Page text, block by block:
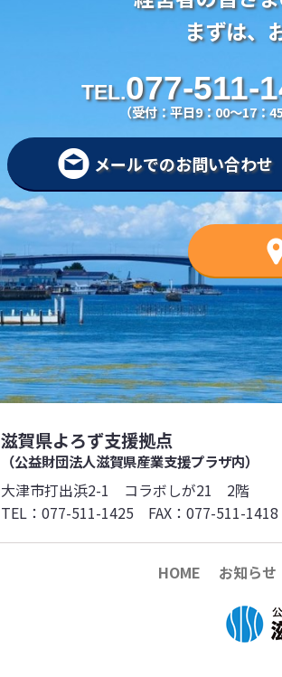
まずは、
TEL.077-511-
（受付：平日9：00～17：
メールでのお問い合わせ
滋賀県よろず支援拠点
（公益財団法人滋賀県産業支援プラザ内）
大津市打出浜2-1 コラボしが21 2階
TEL： 077-511-1425 FAX：077-511-1418
HOME お知らせ